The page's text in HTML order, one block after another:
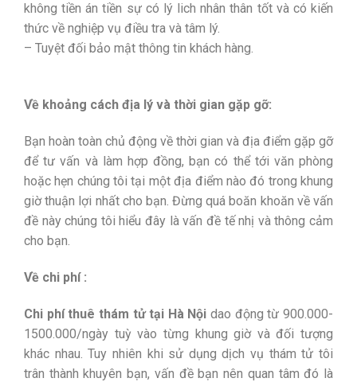
không tiền án tiền sự có lý lich nhân thân tốt và có kiến
thức về nghiệp vụ điều tra và tâm lý.
– Tuyệt đối bảo mật thông tin khách hàng.
Về khoảng cách địa lý và thời gian gặp gỡ:
Bạn hoàn toàn chủ động về thời gian và địa điểm gặp gỡ
để tư vấn và làm hợp đồng, bạn có thể tới văn phòng
hoặc hẹn chúng tôi tại một địa điểm nào đó trong khung
giờ thuận lợi nhất cho bạn. Đừng quá boăn khoăn về vấn
đề này chúng tôi hiểu đây là vấn đề tế nhị và thông cảm
cho bạn.
Về chi phí :
Chi phí thuê thám tử tại Hà Nội dao động từ 900.000-
1500.000/ngày tuỳ vào từng khung giờ và đối tượng
khác nhau. Tuy nhiên khi sử dụng dịch vụ thám tử tôi
trân thành khuyên bạn, vấn đề bạn nên quan tâm đó là